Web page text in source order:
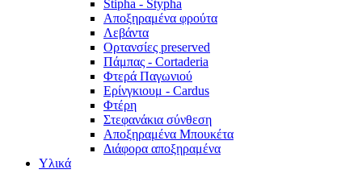
Stipha - Stypha
Αποξηραμένα φρούτα
Λεβάντα
Ορτανσίες preserved
Πάμπας - Cortaderia
Φτερά Παγωνιού
Ερίνγκιουμ - Cardus
Φτέρη
Στεφανάκια σύνθεση
Αποξηραμένα Μπουκέτα
Διάφορα αποξηραμένα
Υλικά